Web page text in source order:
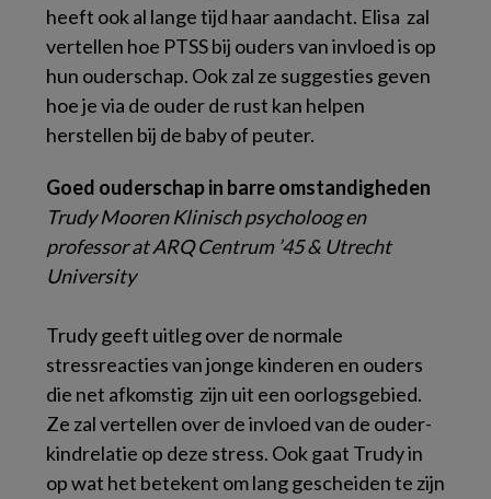
heeft ook al lange tijd haar aandacht. Elisa zal
vertellen hoe PTSS bij ouders van invloed is op
hun ouderschap. Ook zal ze suggesties geven
hoe je via de ouder de rust kan helpen
herstellen bij de baby of peuter.
Goed ouderschap in barre omstandigheden
Trudy Mooren Klinisch psycholoog en
professor at ARQ Centrum ’45 & Utrecht
University
Trudy geeft uitleg over de normale
stressreacties van jonge kinderen en ouders
die net afkomstig zijn uit een oorlogsgebied.
Ze zal vertellen over de invloed van de ouder-
kindrelatie op deze stress. Ook gaat Trudy in
op wat het betekent om lang gescheiden te zijn